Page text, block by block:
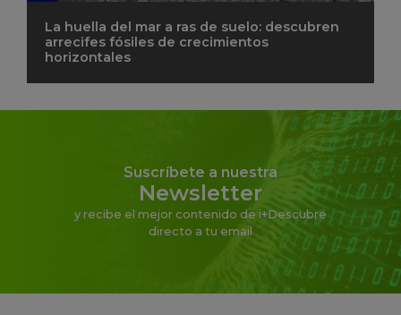
La huella del mar a ras de suelo: descubren
arrecifes fósiles de crecimientos
horizontales
Suscríbete a nuestra
Newsletter
y recibe el mejor contenido de i+Descubre
directo a tu email